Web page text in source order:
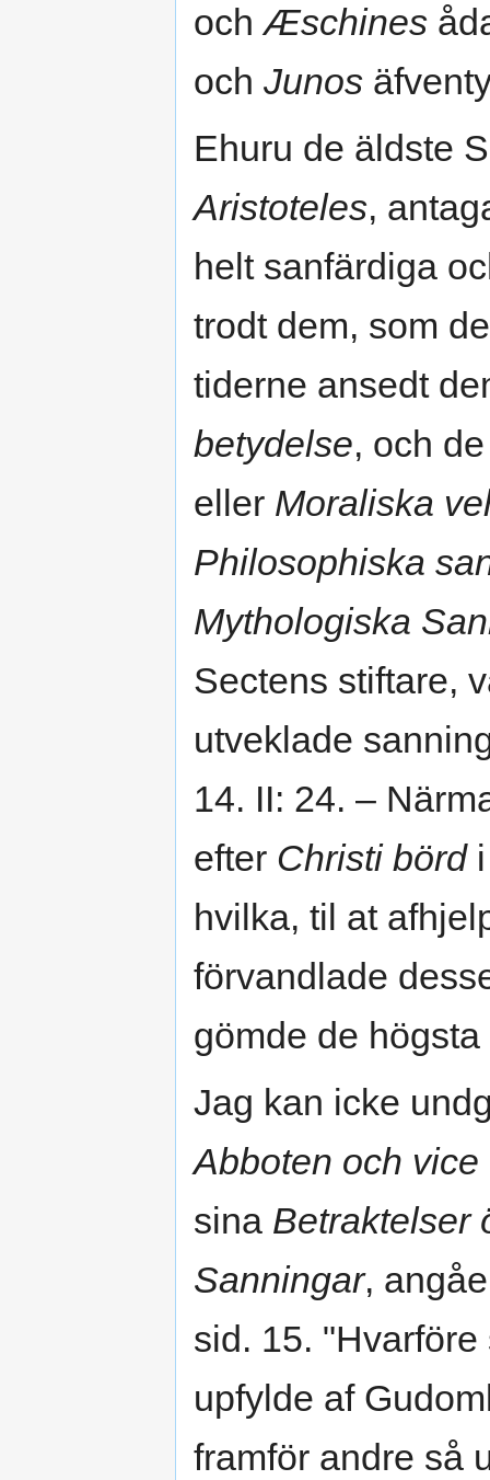
ochÆschines
och Junos
Ehuru de äldste
Aristoteles,
helt sanfärdiga
trodt dem, som
tiderne ansedt
betydelse, och
eller Moraliska
Philosophiska
Mythologiska
Sectens stiftare,
utveklade
14. II: 24. –
efter Christi bördi
hvilka, til at
förvandlade
gömde de
Jag kan icke
Abboten och vice
sina Betraktelser
Sanningar,
sid. 15.
upfylde af
framför andre så